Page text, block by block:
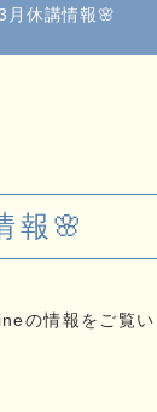
月休講情報🌸
報🌸
の情報をご覧い